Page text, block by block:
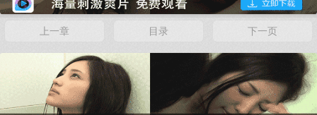
上一章 目录 下一页